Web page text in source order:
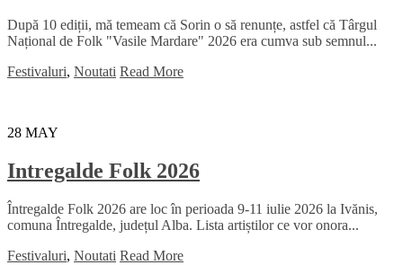
După 10 ediții, mă temeam că Sorin o să renunțe, astfel că Târgul
Național de Folk "Vasile Mardare" 2026 era cumva sub semnul...
Festivaluri, Noutati Read More
28 MAY
Intregalde Folk 2026
Întregalde Folk 2026 are loc în perioada 9-11 iulie 2026 la Ivănis,
comuna Întregalde, județul Alba. Lista artiștilor ce vor onora...
Festivaluri, Noutati Read More